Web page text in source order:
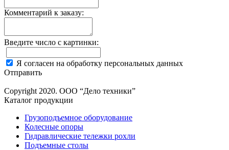
Комментарий к заказу:
Введите число с картинки:
Я согласен на обработку персональных данных
Отправить
Copyright 2020. ООО “Дело техники”
Каталог продукции
Грузоподъемное оборудование
Колесные опоры
Гидравлические тележки рохли
Подъемные столы